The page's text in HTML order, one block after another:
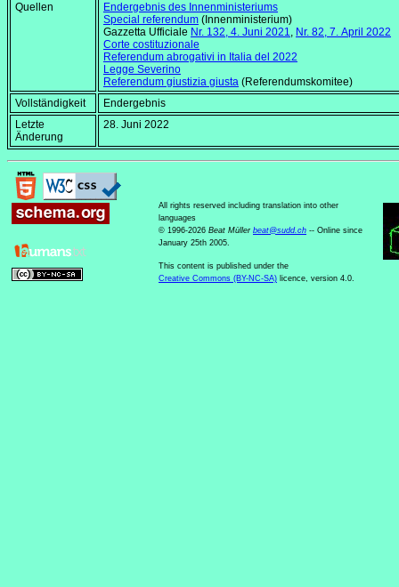
Quellen
Endergebnis des Innenministeriums
Special referendum (Innenministerium)
Gazzetta Ufficiale Nr. 132, 4. Juni 2021, Nr. 82, 7. April 2022
Corte costituzionale
Referendum abrogativi in Italia del 2022
Legge Severino
Referendum giustizia giusta (Referendumskomitee)
Vollständigkeit
Endergebnis
Letzte
Änderung
28. Juni 2022
All rights reserved including translation into other
languages
© 1996-2026 Beat Müller beat@sudd.ch -- Online since
January 25th 2005.
This content is published under the
Creative Commons (BY-NC-SA) licence, version 4.0.